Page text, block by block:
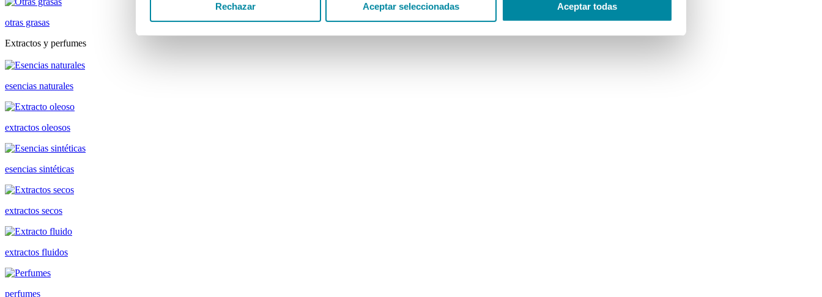
Rechazar Aceptar seleccionadas Aceptar todas
otras grasas
Extractos y perfumes
esencias naturales
extractos oleosos
esencias sintéticas
extractos secos
extractos fluidos
perfumes